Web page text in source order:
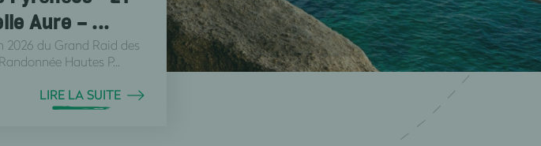
Aure – ...
2026 du Grand Raid des
Hautes P...
LIRE LA SUITE